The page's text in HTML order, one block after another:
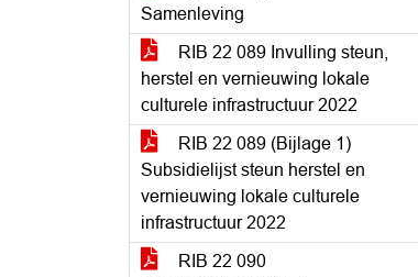
Samenleving
RIB 22 089 Invulling steun,
herstel en vernieuwing lokale
culturele infrastructuur 2022
RIB 22 089 (Bijlage 1)
Subsidielijst steun herstel en
vernieuwing lokale culturele
infrastructuur 2022
RIB 22 090